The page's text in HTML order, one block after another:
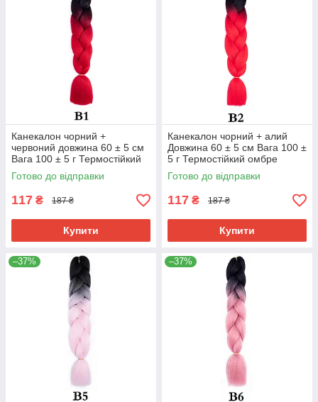
Канекалон чорний +
червоний довжина 60 ± 5 см
Вага 100 ± 5 г Термостійкий
омбре двокольоровий коса
Jumbo Braid
Готово до відправки
117 ₴ 187 ₴
Купити
Канекалон чорний + алий
Довжина 60 ± 5 см Вага 100 ±
5 г Термостійкий омбре
двокольоровий коса Jumbo
Braid В2
Готово до відправки
117 ₴ 187 ₴
Купити
–37% –37%